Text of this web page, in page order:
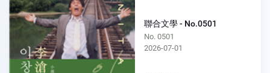
聯合文學 - No.0501
No. 0501
2026-07-01